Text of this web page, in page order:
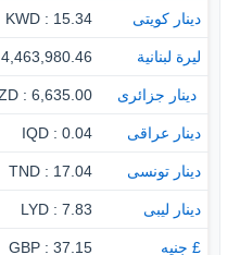
دينار كويتى 15.34 : KWD
ليرة لبنانية 4,463,980.46 : LBP
‏ دينار جزائرى 6,635.00 : DZD
دينار عراقى 0.04 : IQD
دينار تونسى 17.04 : TND
دينار ليبى 7.83 : LYD
£ جنيه 37.15 : GBP